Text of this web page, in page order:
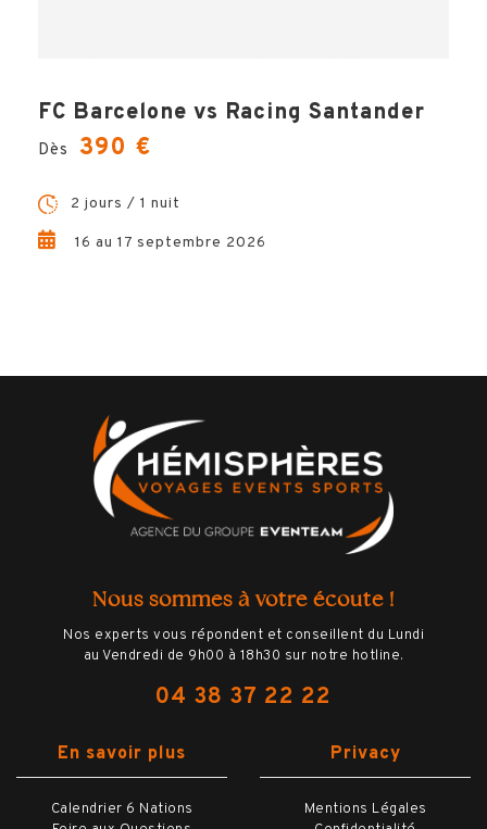
rencontre
ΟLes documents de voyage digitalisés
Ο
L'assistance Hémisphères Voyages à
distance
BILLETTERIE
FC Barcelone vs Racing Santander
Dès 390 €
2 jours / 1 nuit
16 au 17 septembre 2026
Nous sommes à votre écoute !
Nos experts vous répondent et conseillent du Lundi
au Vendredi de 9h00 à 18h30 sur notre hotline.
04 38 37 22 22
En savoir plus
Calendrier 6 Nations
Privacy
Mentions Légales